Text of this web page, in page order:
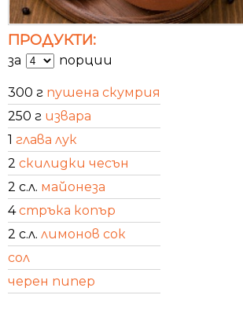
ПРОДУКТИ:
за порции
300 г пушена скумрия
250 г извара
1 глава лук
2 скилидки чесън
2 с.л. майонеза
4стръка копър
2 с.л. лимонов сок
сол
черен пипер